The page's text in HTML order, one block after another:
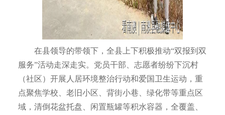
在县领导的带领下，全县上下积极推动“双报到双
服务”活动走深走实。党员干部、志愿者纷纷下沉村
（社区）开展人居环境整治行动和爱国卫生运动，重
点聚焦学校、老旧小区、背街小巷、绿化带等重点区
域，清倒花盆托盘、闲置瓶罐等积水容器，全覆盖、